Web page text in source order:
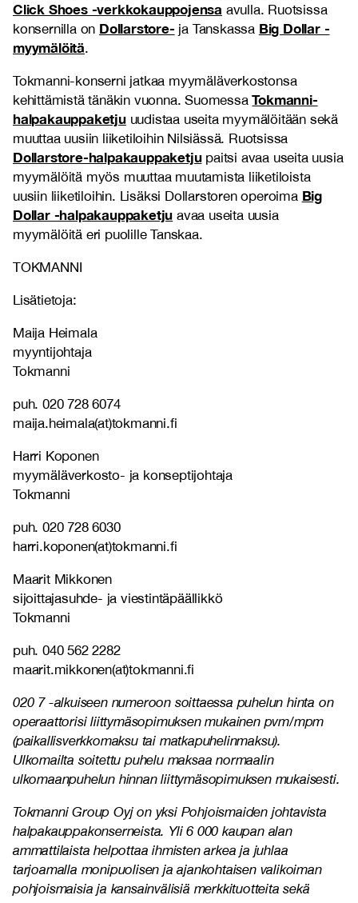
Click Shoes -verkkokauppojensa avulla. Ruotsissa
konsernilla on Dollarstore- ja Tanskassa Big Dollar -
myymälöitä.
Tokmanni-konserni jatkaa myymäläverkostonsa
kehittämistä tänäkin vuonna. SuomessaTokmanni-
halpakauppaketjuuudistaa useita myymälöitään sekä
muuttaa uusiin liiketiloihin Nilsiässä. Ruotsissa
Dollarstore-halpakauppaketjupaitsi avaa useita uusia
myymälöitä myös muuttaa muutamista liiketiloista
uusiin liiketiloihin. Lisäksi Dollarstoren operoima Big
Dollar -halpakauppaketju avaa useita uusia
myymälöitä eri puolille Tanskaa.
TOKMANNI
Lisätietoja:
Maija Heimala
myyntijohtaja
Tokmanni
puh. 020 728 6074
maija.heimala(at)tokmanni.fi
Harri Koponen
myymäläverkosto- ja konseptijohtaja
Tokmanni
puh. 020 728 6030
harri.koponen(at)tokmanni.fi
Maarit Mikkonen
sijoittajasuhde- ja viestintäpäällikkö
Tokmanni
puh. 040 562 2282
maarit.mikkonen(at)tokmanni.fi
020 7 -alkuiseen numeroon soittaessa puhelun hinta on
operaattorisi liittymäsopimuksen mukainen pvm/mpm
(paikallisverkkomaksu tai matkapuhelinmaksu).
Ulkomailta soitettu puhelu maksaa normaalin
ulkomaanpuhelun hinnan liittymäsopimuksen mukaisesti.
Tokmanni Group Oyj on yksi Pohjoismaiden johtavista
halpakauppakonserneista. Yli 6 000 kaupan alan
ammattilaista helpottaa ihmisten arkea ja juhlaa
tarjoamalla monipuolisen ja ajankohtaisen valikoiman
pohjoismaisia ja kansainvälisiä merkkituotteita sekä